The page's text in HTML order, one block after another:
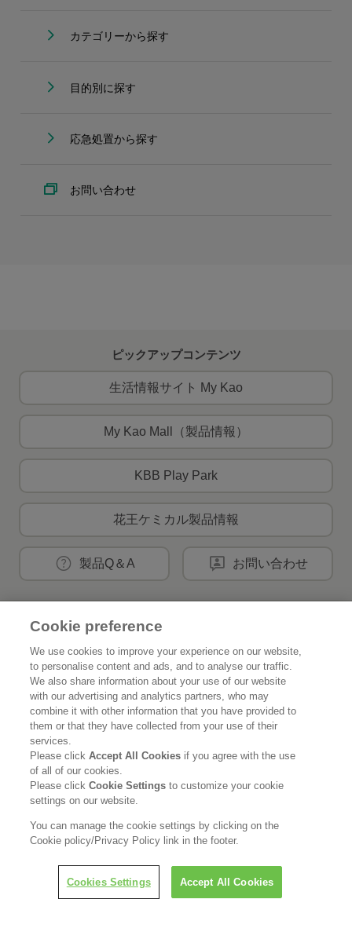
カテゴリーから探す
目的別に探す
応急処置から探す
お問い合わせ
ピックアップコンテンツ
生活情報サイト My Kao
My Kao Mall（製品情報）
KBB Play Park
花王ケミカル製品情報
製品Q＆A お問い合わせ
花王公式SNSアカウント
Home 花王について
サステナビリティ イノベーション
ブランド 投資家情報
利用者情報の外部送信 ソーシャルメディアポリシー
LINEで担当者につなぐ
Cookie preference
We use cookies to improve your experience on our website,
to personalise content and ads, and to analyse our traffic.
We also share information about your use of our website
with our advertising and analytics partners, who may
combine it with other information that you have provided to
them or that they have collected from your use of their
services.
Please clickAccept All Cookies if you agree with the use
of all of our cookies.
Please clickCookie Settingsto customize your cookie
settings on our website.
You can manage the cookie settings by clicking on the
Cookie policy/Privacy Policy link in the footer.
Cookies Settings Accept All Cookies